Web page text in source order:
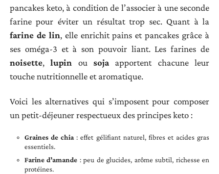
pancakes keto, à condition de l’associer à une seconde
farine pour éviter un résultat trop sec. Quant à la
farine de lin, elle enrichit pains et pancakes grâce à
ses oméga-3 et à son pouvoir liant. Les farines de
noisette,lupin ousoja apportent chacune leur
touche nutritionnelle et aromatique.
Voici les alternatives qui s’imposent pour composer
un petit-déjeuner respectueux des principes keto :
Graines de chia : effet gélifiant naturel, fibres et acides gras
essentiels.
Farine d’amande : peu de glucides, arôme subtil, richesse en
protéines.